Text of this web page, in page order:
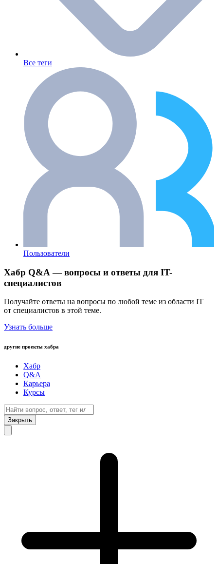
Все теги
Пользователи
Хабр Q&A — вопросы и ответы для IT-
специалистов
Получайте ответы на вопросы по любой теме из области IT
от специалистов в этой теме.
Узнать больше
другие проекты хабра
Хабр
Q&A
Карьера
Курсы
Закрыть